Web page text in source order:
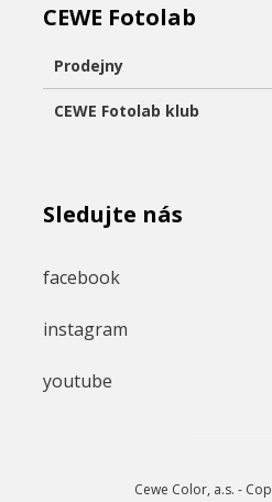
CEWE Fotolab
Prodejny
CEWE Fotolab klub
Sledujte nás
facebook
instagram
youtube
Cewe Color, a.s. -